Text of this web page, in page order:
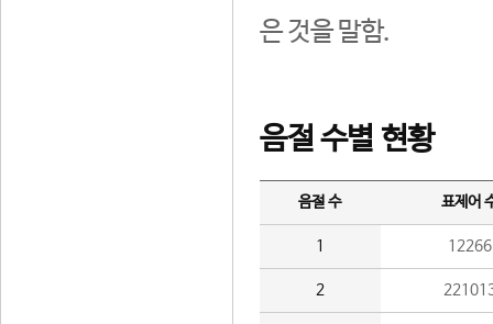
은 것을 말함.
음절 수별 현황
음절 수 표제어
1 12266
2